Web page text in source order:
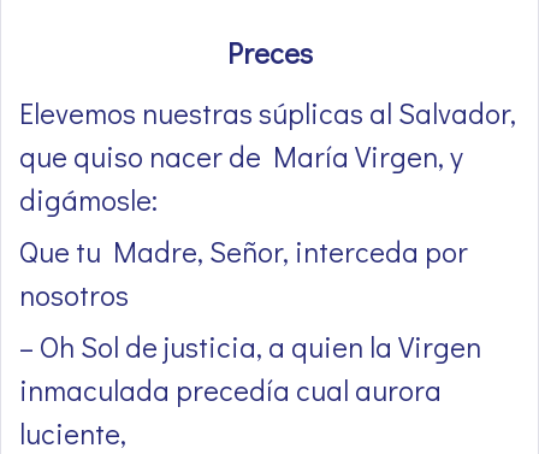
Preces
Elevemos nuestras súplicas al Salvador,
que quiso nacer de María Virgen, y
digámosle:
Que tu Madre, Señor, interceda por
nosotros
– Oh Sol de justicia, a quien la Virgen
inmaculada precedía cual aurora
luciente,